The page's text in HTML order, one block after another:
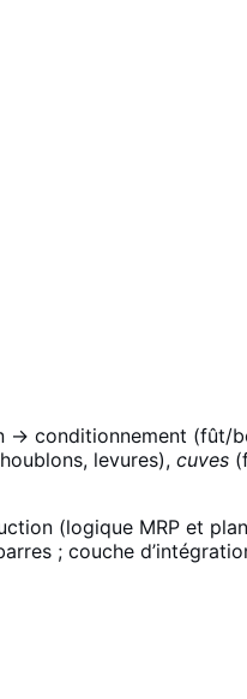
→ conditionnement (fût/
levures), cuves
(logique MRP et
; couche d’intégration